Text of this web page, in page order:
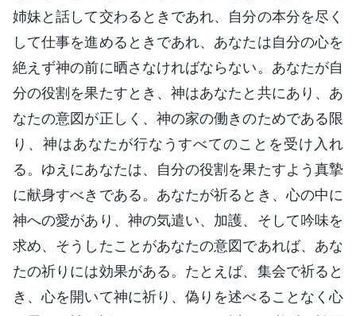
姉妹と話して交わるときであれ、自分の本分を尽く
して仕事を進めるときであれ、あなたは自分の心を
絶えず神の前に晒さなければならない。あなたが自
分の役割を果たすとき、神はあなたと共にあり、あ
なたの意図が正しく、神の家の働きのためである限
り、神はあなたが行なうすべてのことを受け入れ
る。ゆえにあなたは、自分の役割を果たすよう真摯
に献身すべきである。あなたが祈るとき、心の中に
神への愛があり、神の気遣い、加護、そして吟味を
求め、そうしたことがあなたの意図であれば、あな
たの祈りには効果がある。たとえば、集会で祈ると
き、心を開いて神に祈り、偽りを述べることなく心